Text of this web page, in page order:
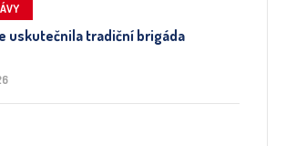
uskutečnila tradiční brigáda